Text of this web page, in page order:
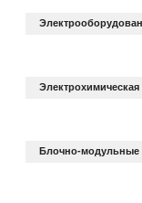
Электрохимическая
Блочно-модульные